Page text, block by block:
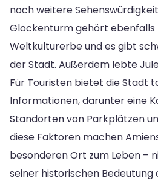
noch weitere
Glockenturm gehört ebenfalls
Weltkulturerbe und es gibt
der Stadt. Außerdem lebte
Für Touristen bietet die Stadt
Informationen, darunter eine
Standorten von Parkplätzen
diese Faktoren machen
besonderen Ort zum Leben –
seiner historischen Bedeutung